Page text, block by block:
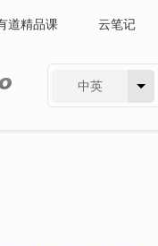
道精品课 云笔记
中英